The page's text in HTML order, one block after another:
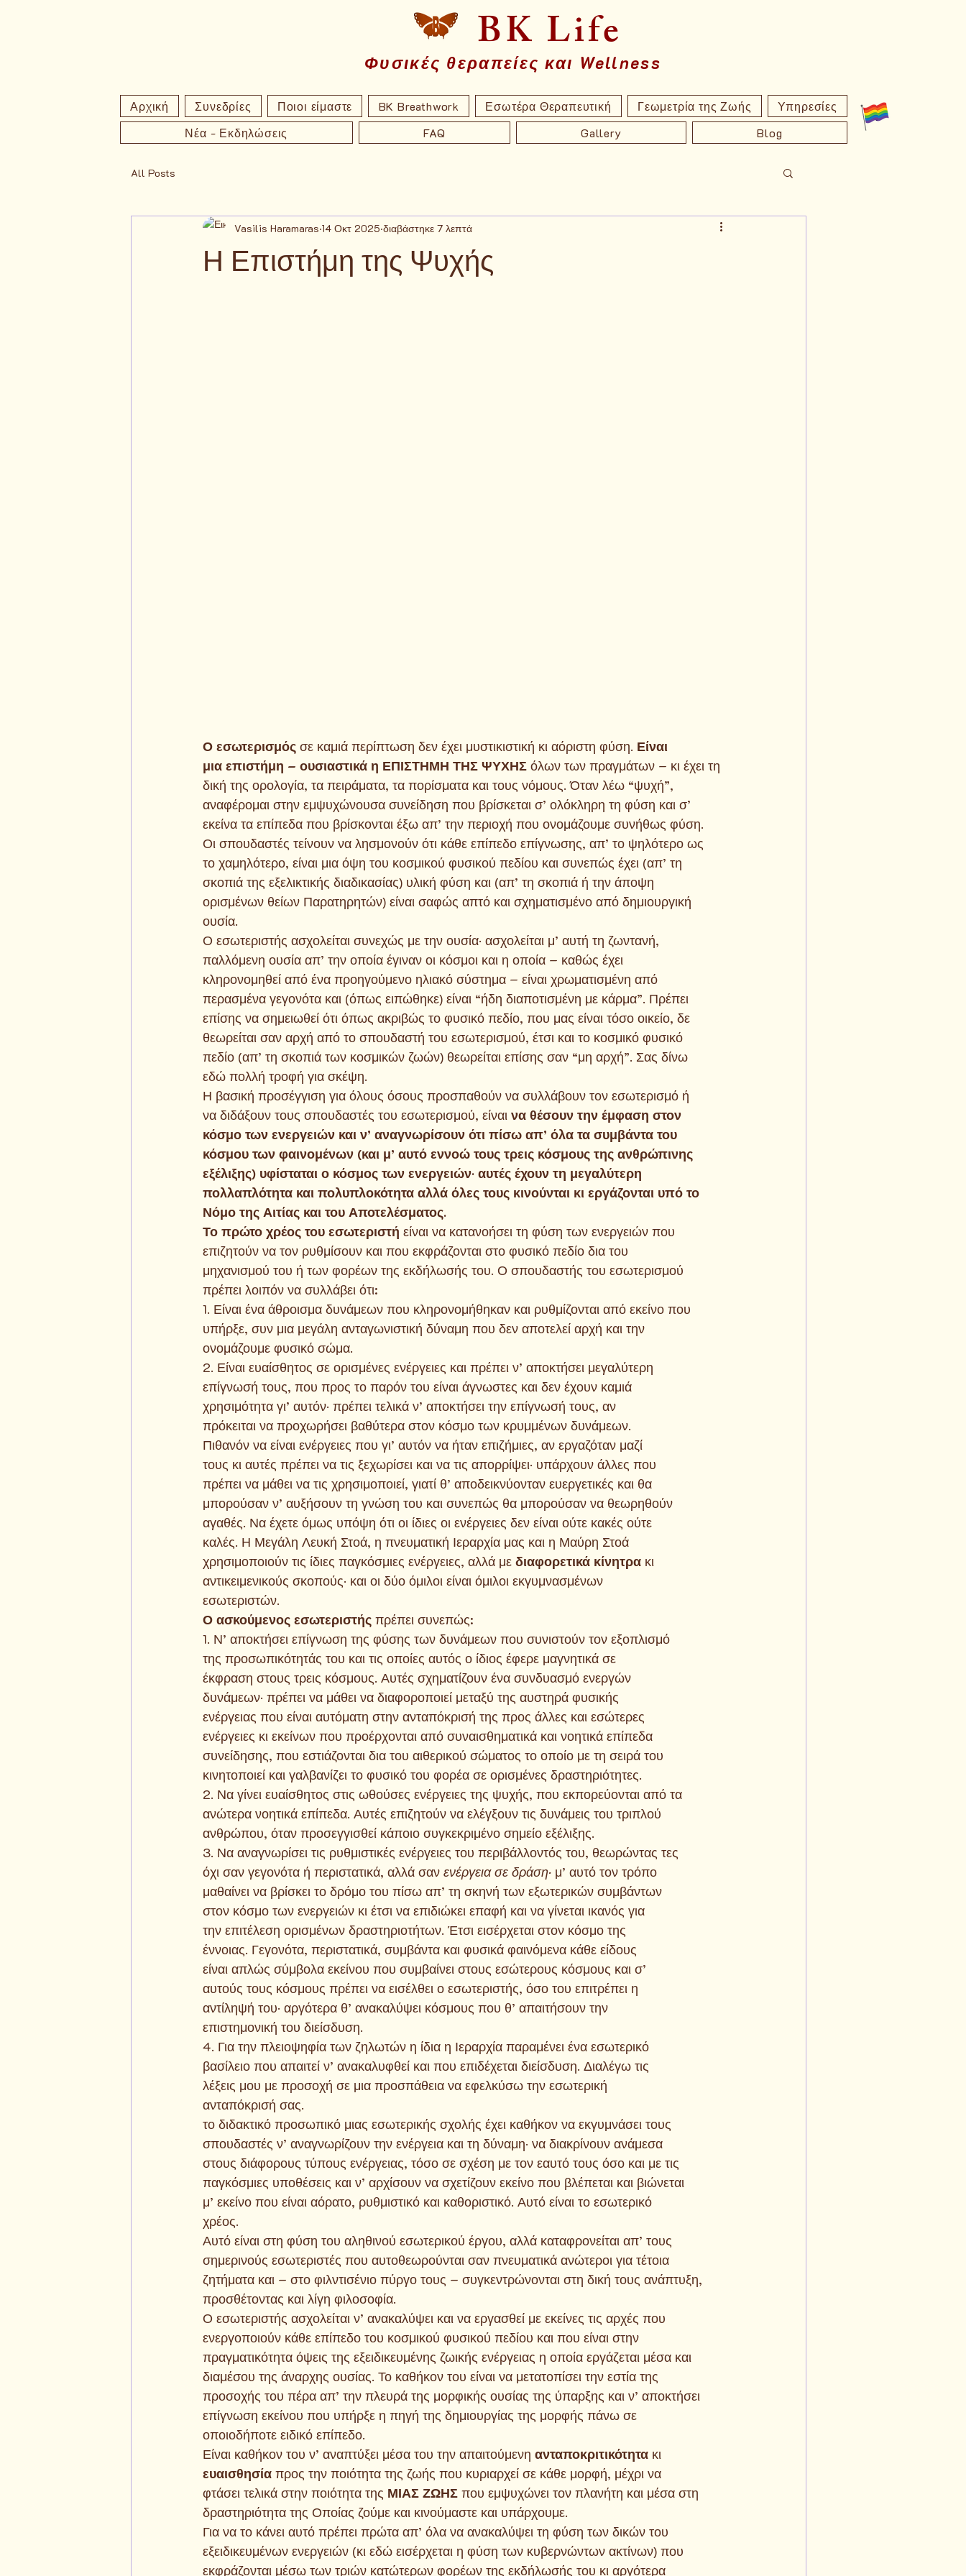
BK Life
Φυσικές θεραπείες και Wellness
Αρχική Συνεδρίες Ποιοι είμαστε BK Breathwork Εσωτέρα Θεραπευτική Γεωμετρία της Ζωής
Υπηρεσίες
Νέα - Εκδηλώσεις
FAQ Gallery Blog
All Posts
Η Επιστήμη της Ψυχής
Vasilis Haramaras 14 Οκτ 2025 διαβάστηκε 7 λεπτά
Ο εσωτερισμός σε καμιά περίπτωση δεν έχει μυστικιστική κι αόριστη φύση. Είναι
μια επιστήμη – ουσιαστικά η ΕΠΙΣΤΗΜΗ ΤΗΣ ΨΥΧΗΣ όλων των πραγμάτων – κι έχει τη
δική της ορολογία, τα πειράματα, τα πορίσματα και τους νόμους. Όταν λέω “ψυχή”,
αναφέρομαι στην εμψυχώνουσα συνείδηση που βρίσκεται σ’ ολόκληρη τη φύση και σ’
εκείνα τα επίπεδα που βρίσκονται έξω απ’ την περιοχή που ονομάζουμε συνήθως φύση.
Οι σπουδαστές τείνουν να λησμονούν ότι κάθε επίπεδο επίγνωσης, απ’ το ψηλότερο ως
το χαμηλότερο, είναι μια όψη του κοσμικού φυσικού πεδίου και συνεπώς έχει (απ’ τη
σκοπιά της εξελικτικής διαδικασίας) υλική φύση και (απ’ τη σκοπιά ή την άποψη
ορισμένων θείων Παρατηρητών) είναι σαφώς απτό και σχηματισμένο από δημιουργική
ουσία.
Ο εσωτεριστής ασχολείται συνεχώς με την ουσία· ασχολείται μ’ αυτή τη ζωντανή,
παλλόμενη ουσία απ’ την οποία έγιναν οι κόσμοι και η οποία – καθώς έχει
κληρονομηθεί από ένα προηγούμενο ηλιακό σύστημα – είναι χρωματισμένη από
περασμένα γεγονότα και (όπως ειπώθηκε) είναι “ήδη διαποτισμένη με κάρμα”. Πρέπει
επίσης να σημειωθεί ότι όπως ακριβώς το φυσικό πεδίο, που μας είναι τόσο οικείο, δε
θεωρείται σαν αρχή από το σπουδαστή του εσωτερισμού, έτσι και το κοσμικό φυσικό
πεδίο (απ’ τη σκοπιά των κοσμικών ζωών) θεωρείται επίσης σαν “μη αρχή”. Σας δίνω
εδώ πολλή τροφή για σκέψη.
Η βασική προσέγγιση για όλους όσους προσπαθούν να συλλάβουν τον εσωτερισμό ή
να διδάξουν τους σπουδαστές του εσωτερισμού, είναι να θέσουν την έμφαση στον
κόσμο των ενεργειών και ν’ αναγνωρίσουν ότι πίσω απ’ όλα τα συμβάντα του
κόσμου των φαινομένων (και μ’ αυτό εννοώ τους τρεις κόσμους της ανθρώπινης
εξέλιξης) υφίσταται ο κόσμος των ενεργειών· αυτές έχουν τη μεγαλύτερη
πολλαπλότητα και πολυπλοκότητα αλλά όλες τους κινούνται κι εργάζονται υπό το
Νόμο της Αιτίας και του Αποτελέσματος.
Το πρώτο χρέος του εσωτεριστή είναι να κατανοήσει τη φύση των ενεργειών που
επιζητούν να τον ρυθμίσουν και που εκφράζονται στο φυσικό πεδίο δια του
μηχανισμού του ή των φορέων της εκδήλωσής του. Ο σπουδαστής του εσωτερισμού
πρέπει λοιπόν να συλλάβει ότι:
1. Είναι ένα άθροισμα δυνάμεων που κληρονομήθηκαν και ρυθμίζονται από εκείνο που
υπήρξε, συν μια μεγάλη ανταγωνιστική δύναμη που δεν αποτελεί αρχή και την
ονομάζουμε φυσικό σώμα.
2. Είναι ευαίσθητος σε ορισμένες ενέργειες και πρέπει ν’ αποκτήσει μεγαλύτερη
επίγνωσή τους, που προς το παρόν του είναι άγνωστες και δεν έχουν καμιά
χρησιμότητα γι’ αυτόν· πρέπει τελικά ν’ αποκτήσει την επίγνωσή τους, αν
πρόκειται να προχωρήσει βαθύτερα στον κόσμο των κρυμμένων δυνάμεων.
Πιθανόν να είναι ενέργειες που γι’ αυτόν να ήταν επιζήμιες, αν εργαζόταν μαζί
τους κι αυτές πρέπει να τις ξεχωρίσει και να τις απορρίψει· υπάρχουν άλλες που
πρέπει να μάθει να τις χρησιμοποιεί, γιατί θ’ αποδεικνύονταν ευεργετικές και θα
μπορούσαν ν’ αυξήσουν τη γνώση του και συνεπώς θα μπορούσαν να θεωρηθούν
αγαθές. Να έχετε όμως υπόψη ότι οι ίδιες οι ενέργειες δεν είναι ούτε κακές ούτε
καλές. Η Μεγάλη Λευκή Στοά, η πνευματική Ιεραρχία μας και η Μαύρη Στοά
χρησιμοποιούν τις ίδιες παγκόσμιες ενέργειες, αλλά με διαφορετικά κίνητρα κι
αντικειμενικούς σκοπούς· και οι δύο όμιλοι είναι όμιλοι εκγυμνασμένων
εσωτεριστών.
Ο ασκούμενος εσωτεριστής πρέπει συνεπώς:
1. Ν’ αποκτήσει επίγνωση της φύσης των δυνάμεων που συνιστούν τον εξοπλισμό
της προσωπικότητάς του και τις οποίες αυτός ο ίδιος έφερε μαγνητικά σε
έκφραση στους τρεις κόσμους. Αυτές σχηματίζουν ένα συνδυασμό ενεργών
δυνάμεων· πρέπει να μάθει να διαφοροποιεί μεταξύ της αυστηρά φυσικής
ενέργειας που είναι αυτόματη στην ανταπόκρισή της προς άλλες και εσώτερες
ενέργειες κι εκείνων που προέρχονται από συναισθηματικά και νοητικά επίπεδα
συνείδησης, που εστιάζονται δια του αιθερικού σώματος το οποίο με τη σειρά του
κινητοποιεί και γαλβανίζει το φυσικό του φορέα σε ορισμένες δραστηριότητες.
2. Να γίνει ευαίσθητος στις ωθούσες ενέργειες της ψυχής, που εκπορεύονται από τα
ανώτερα νοητικά επίπεδα. Αυτές επιζητούν να ελέγξουν τις δυνάμεις του τριπλού
ανθρώπου, όταν προσεγγισθεί κάποιο συγκεκριμένο σημείο εξέλιξης.
3. Να αναγνωρίσει τις ρυθμιστικές ενέργειες του περιβάλλοντός του, θεωρώντας τες
όχι σαν γεγονότα ή περιστατικά, αλλά σαν ενέργεια σε δράση· μ’ αυτό τον τρόπο
μαθαίνει να βρίσκει το δρόμο του πίσω απ’ τη σκηνή των εξωτερικών συμβάντων
στον κόσμο των ενεργειών κι έτσι να επιδιώκει επαφή και να γίνεται ικανός για
την επιτέλεση ορισμένων δραστηριοτήτων. Έτσι εισέρχεται στον κόσμο της
έννοιας. Γεγονότα, περιστατικά, συμβάντα και φυσικά φαινόμενα κάθε είδους
είναι απλώς σύμβολα εκείνου που συμβαίνει στους εσώτερους κόσμους και σ’
αυτούς τους κόσμους πρέπει να εισέλθει ο εσωτεριστής, όσο του επιτρέπει η
αντίληψή του· αργότερα θ’ ανακαλύψει κόσμους που θ’ απαιτήσουν την
επιστημονική του διείσδυση.
4. Για την πλειοψηφία των ζηλωτών η ίδια η Ιεραρχία παραμένει ένα εσωτερικό
βασίλειο που απαιτεί ν’ ανακαλυφθεί και που επιδέχεται διείσδυση. Διαλέγω τις
λέξεις μου με προσοχή σε μια προσπάθεια να εφελκύσω την εσωτερική
ανταπόκρισή σας.
το διδακτικό προσωπικό μιας εσωτερικής σχολής έχει καθήκον να εκγυμνάσει τους
σπουδαστές ν’ αναγνωρίζουν την ενέργεια και τη δύναμη· να διακρίνουν ανάμεσα
στους διάφορους τύπους ενέργειας, τόσο σε σχέση με τον εαυτό τους όσο και με τις
παγκόσμιες υποθέσεις και ν’ αρχίσουν να σχετίζουν εκείνο που βλέπεται και βιώνεται
μ’ εκείνο που είναι αόρατο, ρυθμιστικό και καθοριστικό. Αυτό είναι το εσωτερικό
χρέος.
Αυτό είναι στη φύση του αληθινού εσωτερικού έργου, αλλά καταφρονείται απ’ τους
σημερινούς εσωτεριστές που αυτοθεωρούνται σαν πνευματικά ανώτεροι για τέτοια
ζητήματα και – στο φιλντισένιο πύργο τους – συγκεντρώνονται στη δική τους ανάπτυξη,
προσθέτοντας και λίγη φιλοσοφία.
Ο εσωτεριστής ασχολείται ν’ ανακαλύψει και να εργασθεί με εκείνες τις αρχές που
ενεργοποιούν κάθε επίπεδο του κοσμικού φυσικού πεδίου και που είναι στην
πραγματικότητα όψεις της εξειδικευμένης ζωικής ενέργειας η οποία εργάζεται μέσα και
διαμέσου της άναρχης ουσίας. Το καθήκον του είναι να μετατοπίσει την εστία της
προσοχής του πέρα απ’ την πλευρά της μορφικής ουσίας της ύπαρξης και ν’ αποκτήσει
επίγνωση εκείνου που υπήρξε η πηγή της δημιουργίας της μορφής πάνω σε
οποιοδήποτε ειδικό επίπεδο.
Είναι καθήκον του ν’ αναπτύξει μέσα του την απαιτούμενη ανταποκριτικότητα κι
ευαισθησία προς την ποιότητα της ζωής που κυριαρχεί σε κάθε μορφή, μέχρι να
φτάσει τελικά στην ποιότητα της ΜΙΑΣ ΖΩΗΣ που εμψυχώνει τον πλανήτη και μέσα στη
δραστηριότητα της Οποίας ζούμε και κινούμαστε και υπάρχουμε.
Για να το κάνει αυτό πρέπει πρώτα απ’ όλα να ανακαλύψει τη φύση των δικών του
εξειδικευμένων ενεργειών (κι εδώ εισέρχεται η φύση των κυβερνώντων ακτίνων) που
εκφράζονται μέσω των τριών κατώτερων φορέων της εκδήλωσής του κι αργότερα